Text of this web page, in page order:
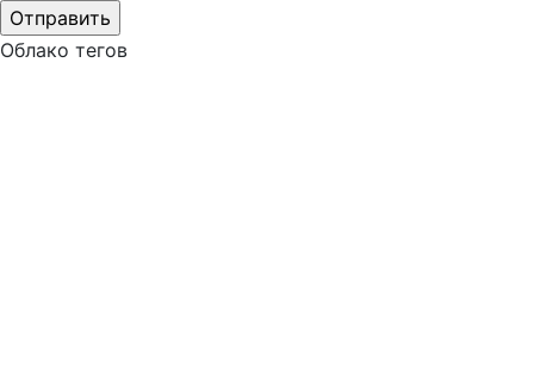
Облако тегов